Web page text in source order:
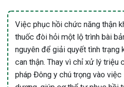
Việc phục hồi chức năng thận
thuốc đòi hỏi một lộ trình bài
nguyên để giải quyết tình trạng
can thận. Thay vì chỉ xử lý triệu
pháp Đông y chú trọng vào